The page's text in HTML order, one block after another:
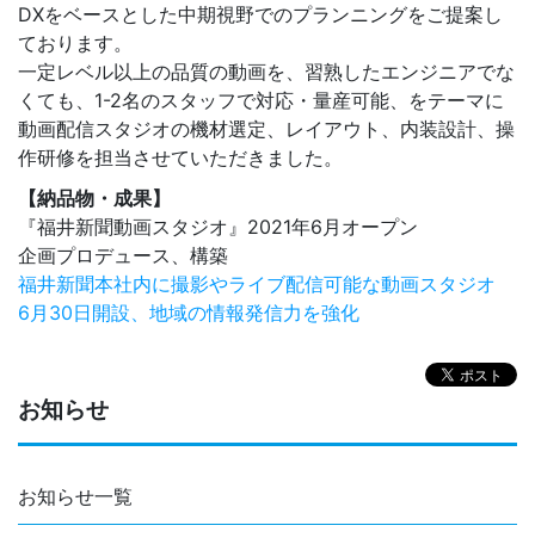
お知らせ
お知らせ一覧
DXをベースとした中期視野でのプランニングをご提案し
ております。
一定レベル以上の品質の動画を、習熟したエンジニアでな
くても、1-2名のスタッフで対応・量産可能、をテーマに
動画配信スタジオの機材選定、レイアウト、内装設計、操
作研修を担当させていただきました。
【納品物・成果】
『福井新聞動画スタジオ』2021年6月オープン
企画プロデュース、構築
福井新聞本社内に撮影やライブ配信可能な動画スタジオ
6月30日開設、地域の情報発信力を強化